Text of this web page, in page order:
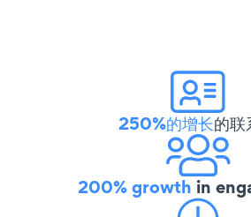
250%的增长的联
200% growth in